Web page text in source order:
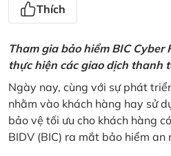
Thích
Tham gia bảo hiểm BIC
thực hiện các giao dịch thanh
Ngày nay, cùng với sự phát
nhằm vào khách hàng hay sử
bảo vệ tối ưu cho khách hàng
BIDV (BIC) ra mắt bảo hiểm an